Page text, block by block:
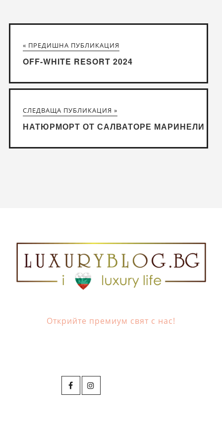
« ПРЕДИШНА ПУБЛИКАЦИЯ
OFF-WHITE RESORT 2024
СЛЕДВАЩА ПУБЛИКАЦИЯ »
НАТЮРМОРТ ОТ САЛВАТОРЕ МАРИНЕЛИ
Открийте премиум свят с нас!